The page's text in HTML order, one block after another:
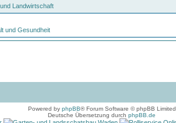
Landwirtschaft
und Gesundheit
Powered by phpBB® Forum Software © phpBB Limited
Deutsche Übersetzung durch phpBB.de